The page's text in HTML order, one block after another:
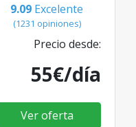
9.09 Excelente
(1231 opiniones)
Precio desde:
55€/día
Ver oferta